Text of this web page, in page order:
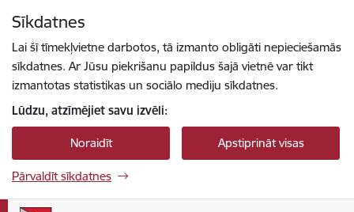
Sīkdatnes
Lai šī tīmekļvietne darbotos, tā izmanto obligāti nepieciešamās
sīkdatnes. Ar Jūsu piekrišanu papildus šajā vietnē var tikt
izmantotas statistikas un sociālo mediju sīkdatnes.
Lūdzu, atzīmējiet savu izvēli:
Noraidīt Apstiprināt visas
Pārvaldīt sīkdatnes